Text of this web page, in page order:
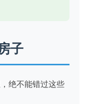
子
绝不能错过这些